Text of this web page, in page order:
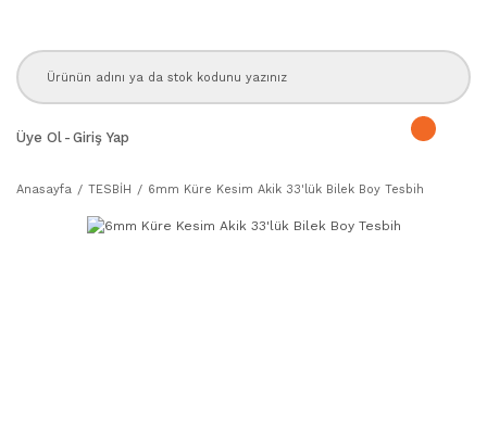
Üye Ol - Giriş Yap
Anasayfa TESBİH 6mm Küre Kesim Akik 33'lük Bilek Boy Tesbih